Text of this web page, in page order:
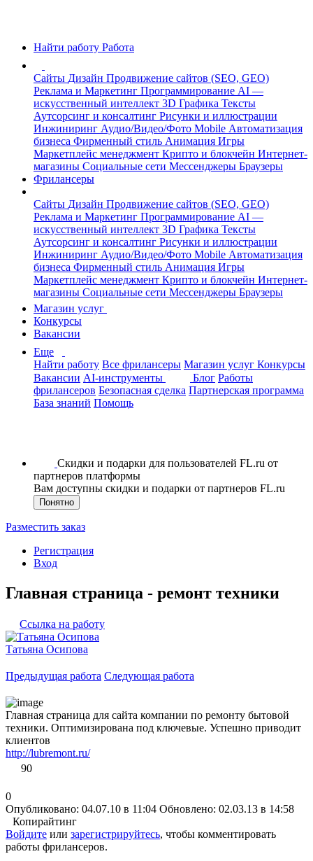
Найти работу Работа
Сайты Дизайн Продвижение сайтов (SEO, GEO)
Реклама и Маркетинг Программирование AI —
искусственный интеллект 3D Графика Тексты
Аутсорсинг и консалтинг Рисунки и иллюстрации
Инжиниринг Аудио/Видео/Фото Mobile Автоматизация
бизнеса Фирменный стиль Анимация Игры
Маркетплейс менеджмент Крипто и блокчейн Интернет-
магазины Социальные сети Мессенджеры Браузеры
Фрилансеры
Сайты Дизайн Продвижение сайтов (SEO, GEO)
Реклама и Маркетинг Программирование AI —
искусственный интеллект 3D Графика Тексты
Аутсорсинг и консалтинг Рисунки и иллюстрации
Инжиниринг Аудио/Видео/Фото Mobile Автоматизация
бизнеса Фирменный стиль Анимация Игры
Маркетплейс менеджмент Крипто и блокчейн Интернет-
магазины Социальные сети Мессенджеры Браузеры
Магазин услуг
Конкурсы
Вакансии
Еще
Найти работу Все фрилансеры Магазин услуг Конкурсы
Вакансии AI-инструменты Блог Работы
фрилансеров Безопасная сделка Партнерская программа
База знаний Помощь
Скидки и подарки для пользователей FL.ru от
партнеров платформы
Вам доступны скидки и подарки от партнеров FL.ru
Понятно
Разместить заказ
Регистрация
Вход
Главная страница - ремонт техники
Ссылка на работу
Татьяна Осипова
Предыдущая работа Следующая работа
Главная страница для сайта компании по ремонту бытовой
техники. Оптимизирована под ключевые. Успешно приводит
клиентов
http://lubremont.ru/
90
0
Опубликовано: 04.07.10 в 11:04 Обновлено: 02.03.13 в 14:58
Копирайтинг
Войдите или зарегистрируйтесь, чтобы комментировать
работы фрилансеров.